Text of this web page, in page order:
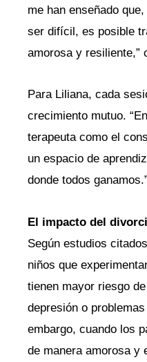
me han enseñado
ser difícil, es posible
amorosa y resiliente,”
Para Liliana, cada
crecimiento mutuo.
terapeuta como el
un espacio de
donde todos ganamos.”
El impacto del
Según estudios
niños que
tienen mayor riesgo
depresión o
embargo, cuando los
de manera amorosa y